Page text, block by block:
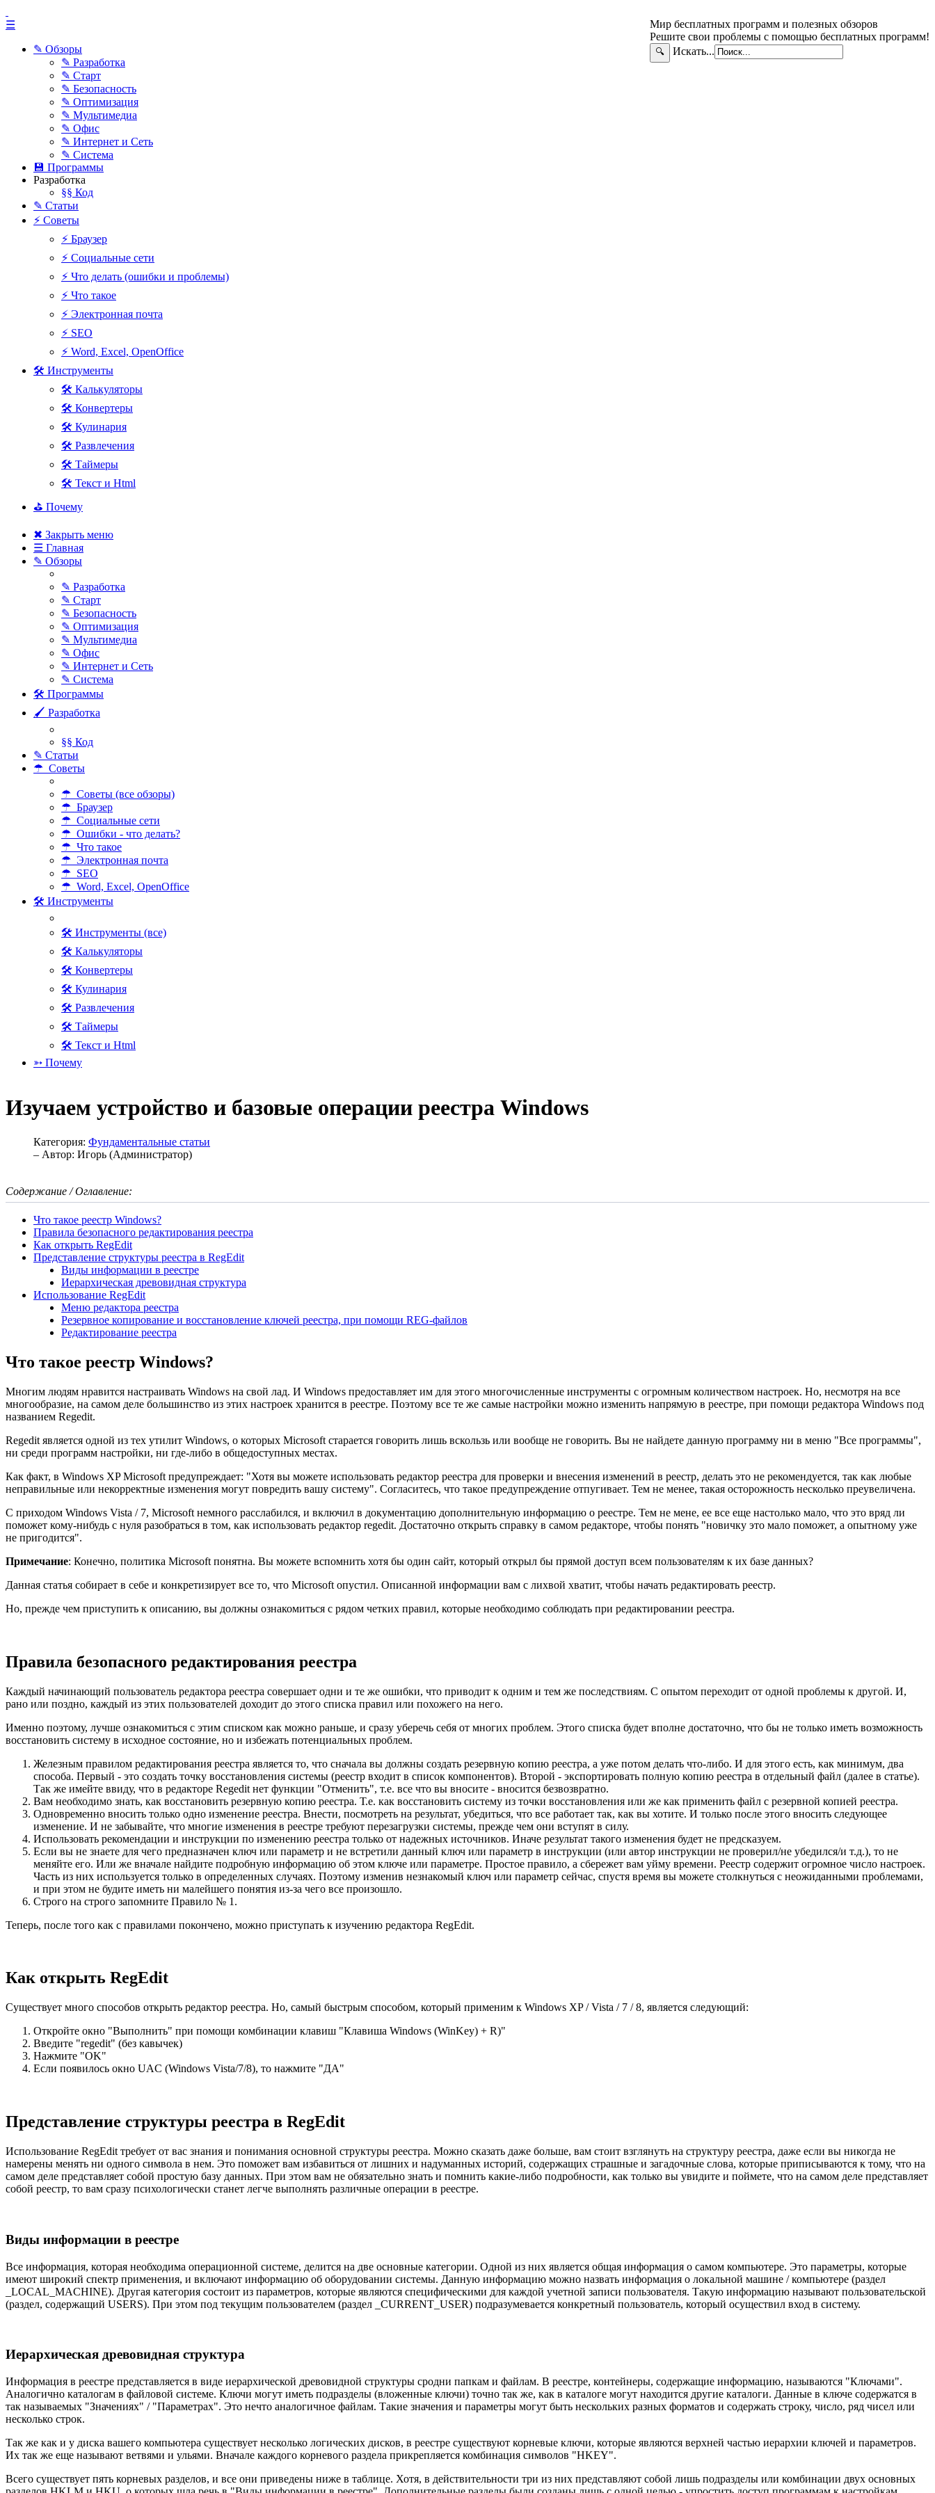
Мир бесплатных программ и полезных обзоров
Решите свои проблемы с помощью бесплатных программ!
🔍 Искать...
☰
✎ Обзоры
✎ Разработка
✎ Старт
✎ Безопасность
✎ Оптимизация
✎ Мультимедиа
✎ Офис
✎ Интернет и Сеть
✎ Система
💾 Программы
Разработка
§§ Код
✎ Статьи
⚡ Советы
⚡ Браузер
⚡ Социальные сети
⚡ Что делать (ошибки и проблемы)
⚡ Что такое
⚡ Электронная почта
⚡ SEO
⚡ Word, Excel, OpenOffice
🛠 Инструменты
🛠 Калькуляторы
🛠 Конвертеры
🛠 Кулинария
🛠 Развлечения
🛠 Таймеры
🛠 Текст и Html
⛳ Почему
✖ Закрыть меню
☰ Главная
✎ Обзоры
✎ Разработка
✎ Старт
✎ Безопасность
✎ Оптимизация
✎ Мультимедиа
✎ Офис
✎ Интернет и Сеть
✎ Система
🛠 Программы
🖌 Разработка
§§ Код
✎ Статьи
☂ Советы
☂ Советы (все обзоры)
☂ Браузер
☂ Социальные сети
☂ Ошибки - что делать?
☂ Что такое
☂ Электронная почта
☂ SEO
☂ Word, Excel, OpenOffice
🛠 Инструменты
🛠 Инструменты (все)
🛠 Калькуляторы
🛠 Конвертеры
🛠 Кулинария
🛠 Развлечения
🛠 Таймеры
🛠 Текст и Html
➳ Почему
Изучаем устройство и базовые операции реестра Windows
Категория: Фундаментальные статьи
– Автор: Игорь (Администратор)
Содержание / Оглавление:
Что такое реестр Windows?
Правила безопасного редактирования реестра
Как открыть RegЕdit
Представление структуры реестра в RegEdit
Виды информации в реестре
Иерархическая древовидная структура
Использование RegEdit
Меню редактора реестра
Резервное копирование и восстановление ключей реестра, при помощи REG-файлов
Редактирование реестра
Что такое реестр Windows?
Многим людям нравится настраивать Windows на свой лад. И Windows предоставляет им для этого многочисленные инструменты с огромным количеством настроек. Но, несмотря на все
многообразие, на самом деле большинство из этих настроек хранится в реестре. Поэтому все те же самые настройки можно изменить напрямую в реестре, при помощи редактора Windows под
названием Regedit.
Regedit является одной из тех утилит Windows, о которых Microsoft старается говорить лишь вскользь или вообще не говорить. Вы не найдете данную программу ни в меню "Все программы",
ни среди программ настройки, ни где-либо в общедоступных местах.
Как факт, в Windows XP Microsoft предупреждает: "Хотя вы можете использовать редактор реестра для проверки и внесения изменений в реестр, делать это не рекомендуется, так как любые
неправильные или некорректные изменения могут повредить вашу систему". Согласитесь, что такое предупреждение отпугивает. Тем не менее, такая осторожность несколько преувеличена.
С приходом Windows Vista / 7, Microsoft немного расслабился, и включил в документацию дополнительную информацию о реестре. Тем не мене, ее все еще настолько мало, что это вряд ли
поможет кому-нибудь с нуля разобраться в том, как использовать редактор regedit. Достаточно открыть справку в самом редакторе, чтобы понять "новичку это мало поможет, а опытному уже
не пригодится".
Примечание: Конечно, политика Microsoft понятна. Вы можете вспомнить хотя бы один сайт, который открыл бы прямой доступ всем пользователям к их базе данных?
Данная статья собирает в себе и конкретизирует все то, что Microsoft опустил. Описанной информации вам с лихвой хватит, чтобы начать редактировать реестр.
Но, прежде чем приступить к описанию, вы должны ознакомиться с рядом четких правил, которые необходимо соблюдать при редактировании реестра.
Правила безопасного редактирования реестра
Каждый начинающий пользователь редактора реестра совершает одни и те же ошибки, что приводит к одним и тем же последствиям. С опытом переходит от одной проблемы к другой. И,
рано или поздно, каждый из этих пользователей доходит до этого списка правил или похожего на него.
Именно поэтому, лучше ознакомиться с этим списком как можно раньше, и сразу уберечь себя от многих проблем. Этого списка будет вполне достаточно, что бы не только иметь возможность
восстановить систему в исходное состояние, но и избежать потенциальных проблем.
Железным правилом редактирования реестра является то, что сначала вы должны создать резервную копию реестра, а уже потом делать что-либо. И для этого есть, как минимум, два
способа. Первый - это создать точку восстановления системы (реестр входит в список компонентов). Второй - экспортировать полную копию реестра в отдельный файл (далее в статье).
Так же имейте ввиду, что в редакторе Regedit нет функции "Отменить", т.е. все что вы вносите - вносится безвозвратно.
Вам необходимо знать, как восстановить резервную копию реестра. Т.е. как восстановить систему из точки восстановления или же как применить файл с резервной копией реестра.
Одновременно вносить только одно изменение реестра. Внести, посмотреть на результат, убедиться, что все работает так, как вы хотите. И только после этого вносить следующее
изменение. И не забывайте, что многие изменения в реестре требуют перезагрузки системы, прежде чем они вступят в силу.
Использовать рекомендации и инструкции по изменению реестра только от надежных источников. Иначе результат такого изменения будет не предсказуем.
Если вы не знаете для чего предназначен ключ или параметр и не встретили данный ключ или параметр в инструкции (или автор инструкции не проверил/не убедился/и т.д.), то не
меняйте его. Или же вначале найдите подробную информацию об этом ключе или параметре. Простое правило, а сбережет вам уйму времени. Реестр содержит огромное число настроек.
Часть из них используется только в определенных случаях. Поэтому изменив незнакомый ключ или параметр сейчас, спустя время вы можете столкнуться с неожиданными проблемами,
и при этом не будите иметь ни малейшего понятия из-за чего все произошло.
Строго на строго запомните Правило № 1.
Теперь, после того как с правилами покончено, можно приступать к изучению редактора RegEdit.
Как открыть RegЕdit
Существует много способов открыть редактор реестра. Но, самый быстрым способом, который применим к Windows XP / Vista / 7 / 8, является следующий:
Откройте окно "Выполнить" при помощи комбинации клавиш "Клавиша Windows (WinKey) + R)"
Введите "regedit" (без кавычек)
Нажмите "OK"
Если появилось окно UAC (Windows Vista/7/8), то нажмите "ДА"
Представление структуры реестра в RegEdit
Использование RegEdit требует от вас знания и понимания основной структуры реестра. Можно сказать даже больше, вам стоит взглянуть на структуру реестра, даже если вы никогда не
намерены менять ни одного символа в нем. Это поможет вам избавиться от лишних и надуманных историй, содержащих страшные и загадочные слова, которые приписываются к тому, что на
самом деле представляет собой простую базу данных. При этом вам не обязательно знать и помнить какие-либо подробности, как только вы увидите и поймете, что на самом деле представляет
собой реестр, то вам сразу психологически станет легче выполнять различные операции в реестре.
Виды информации в реестре
Все информация, которая необходима операционной системе, делится на две основные категории. Одной из них является общая информация о самом компьютере. Это параметры, которые
имеют широкий спектр применения, и включают информацию об оборудовании системы. Данную информацию можно назвать информация о локальной машине / компьютере (раздел
_LOCAL_MACHINE). Другая категория состоит из параметров, которые являются специфическими для каждой учетной записи пользователя. Такую информацию называют пользовательской
(раздел, содержащий USERS). При этом под текущим пользователем (раздел _CURRENT_USER) подразумевается конкретный пользователь, который осуществил вход в систему.
Иерархическая древовидная структура
Информация в реестре представляется в виде иерархической древовидной структуры сродни папкам и файлам. В реестре, контейнеры, содержащие информацию, называются "Ключами".
Аналогично каталогам в файловой системе. Ключи могут иметь подразделы (вложенные ключи) точно так же, как в каталоге могут находится другие каталоги. Данные в ключе содержатся в
так называемых "Значениях" / "Параметрах". Это нечто аналогичное файлам. Такие значения и параметры могут быть нескольких разных форматов и содержать строку, число, ряд чисел или
несколько строк.
Так же как и у диска вашего компьютера существует несколько логических дисков, в реестре существуют корневые ключи, которые являются верхней частью иерархии ключей и параметров.
Их так же еще называют ветвями и ульями. Вначале каждого корневого раздела прикрепляется комбинация символов "HKEY".
Всего существует пять корневых разделов, и все они приведены ниже в таблице. Хотя, в действительности три из них представляют собой лишь подразделы или комбинации двух основных